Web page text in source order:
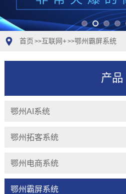
首页 >>互联网+>>鄂州霸屏系统
产品
鄂州AI系统
鄂州拓客系统
鄂州电商系统
鄂州霸屏系统